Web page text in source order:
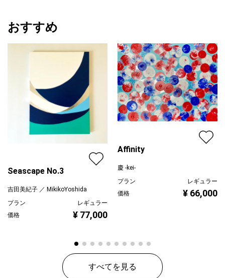
おすすめ
Seascape No.3
吉田美紀子 ／ MikikoYoshida
プラン
レギュラー
価格
¥ 77,000
Affinity
慶 -kei-
プラン
レギュラー
価格
¥ 66,000
すべてを見る